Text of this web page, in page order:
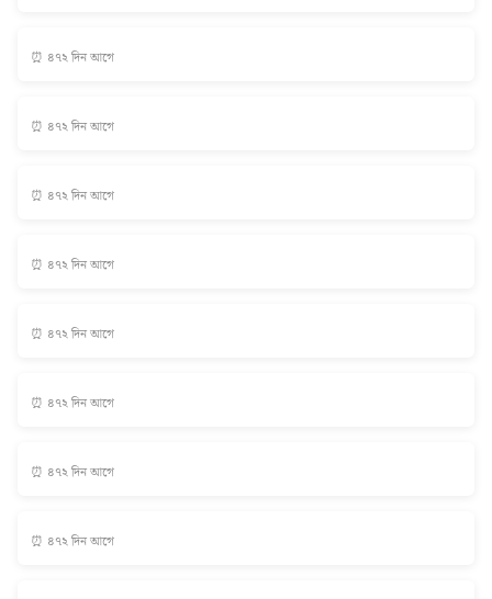
⏰ ৪৭২ দিন আগে
⏰ ৪৭২ দিন আগে
⏰ ৪৭২ দিন আগে
⏰ ৪৭২ দিন আগে
⏰ ৪৭২ দিন আগে
⏰ ৪৭২ দিন আগে
⏰ ৪৭২ দিন আগে
⏰ ৪৭২ দিন আগে